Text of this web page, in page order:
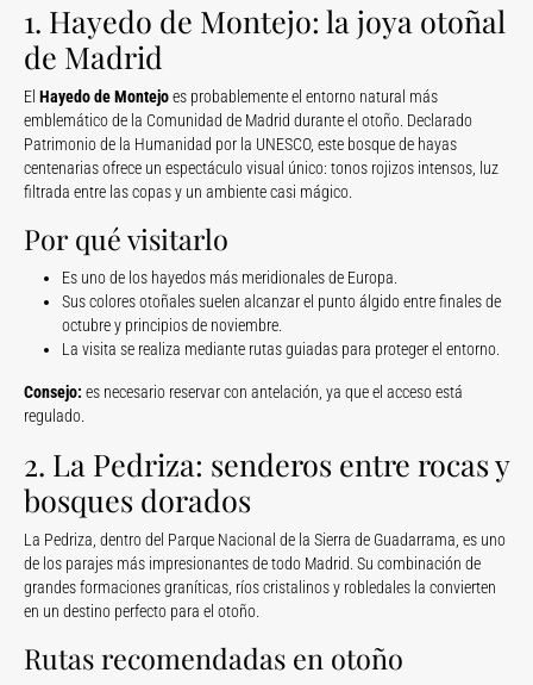
1. Hayedo de Montejo: la joya otoñal
de Madrid
El Hayedo de Montejoes probablemente el entorno natural más
emblemático de la Comunidad de Madrid durante el otoño. Declarado
Patrimonio de la Humanidad por la UNESCO, este bosque de hayas
centenarias ofrece un espectáculo visual único: tonos rojizos intensos, luz
filtrada entre las copas y un ambiente casi mágico.
Por qué visitarlo
Es uno de los hayedos más meridionales de Europa.
Sus colores otoñales suelen alcanzar el punto álgido entre finales de
octubre y principios de noviembre.
La visita se realiza mediante rutas guiadas para proteger el entorno.
Consejo: es necesario reservar con antelación, ya que el acceso está
regulado.
2. La Pedriza: senderos entre rocas y
bosques dorados
La Pedriza, dentro del Parque Nacional de la Sierra de Guadarrama, es uno
de los parajes más impresionantes de todo Madrid. Su combinación de
grandes formaciones graníticas, ríos cristalinos y robledales la convierten
en un destino perfecto para el otoño.
Rutas recomendadas en otoño